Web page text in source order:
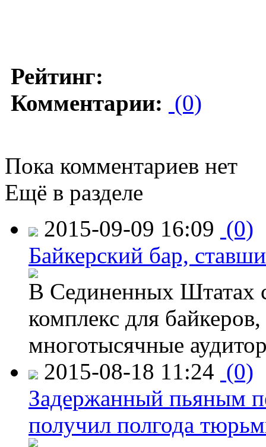
Рейтинг:
Комментарии: (0)
Пока комментариев нет
Ещё в разделе
2015-09-09 16:09 (0)
Байкерский бар,
В Сединенных Штатах
комплекс для
многотысячные
2015-08-18 11:24 (0)
Задержанный пьяным
получил полгода